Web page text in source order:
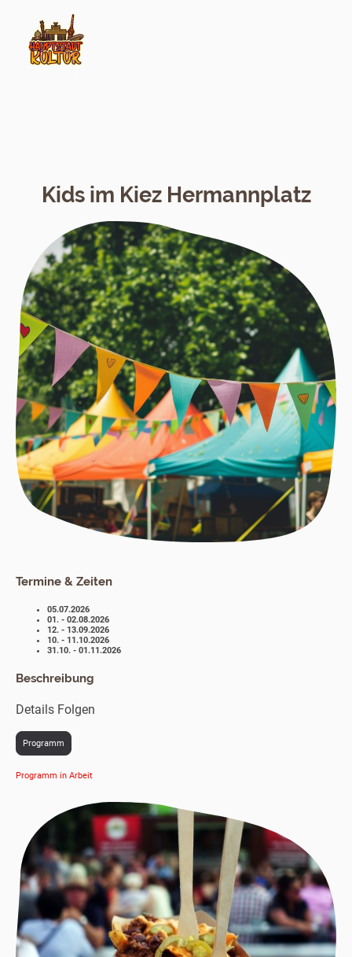
Kids im Kiez Hermannplatz
Termine & Zeiten
05.07.2026
01. - 02.08.2026
12. - 13.09.2026
10. - 11.10.2026
31.10. - 01.11.2026
Beschreibung
Details Folgen
Programm
Programm in Arbeit